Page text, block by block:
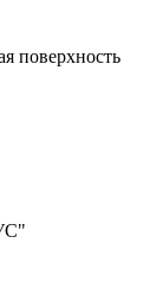
поверхность